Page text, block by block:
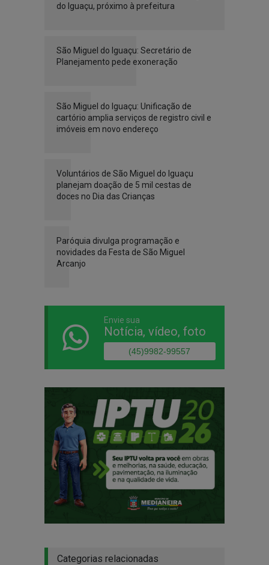
do Iguaçu, próximo à prefeitura
São Miguel do Iguaçu: Secretário de
Planejamento pede exoneração
São Miguel do Iguaçu: Unificação de
cartório amplia serviços de registro civil e
imóveis em novo endereço
Voluntários de São Miguel do Iguaçu
planejam doação de 5 mil cestas de
doces no Dia das Crianças
Paróquia divulga programação e
novidades da Festa de São Miguel
Arcanjo
Envie sua
Notícia, vídeo, foto
(45)9982-99557
Categorias relacionadas